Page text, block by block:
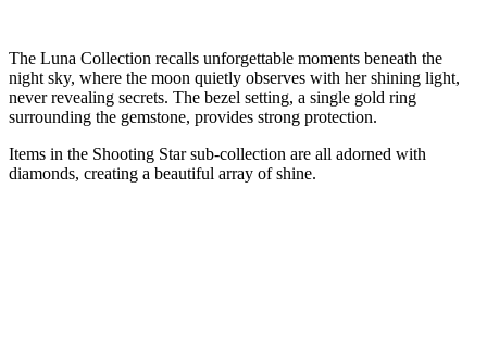
The Luna Collection recalls unforgettable moments beneath the
night sky, where the moon quietly observes with her shining light,
never revealing secrets. The bezel setting, a single gold ring
surrounding the gemstone, provides strong protection.
Items in the Shooting Star sub-collection are all adorned with
diamonds, creating a beautiful array of shine.